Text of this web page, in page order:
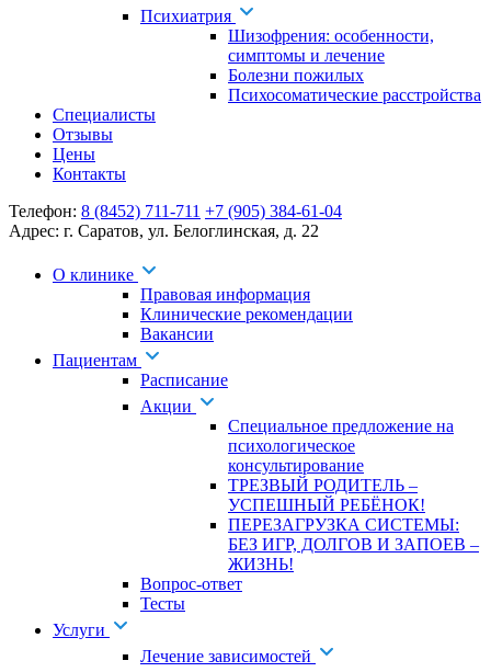
Психиатрия
Шизофрения: особенности,
симптомы и лечение
Болезни пожилых
Психосоматические расстройства
Специалисты
Отзывы
Цены
Контакты
Телефон: 8 (8452) 711-711 +7 (905) 384-61-04
Адрес: г. Саратов, ул. Белоглинская, д. 22
О клинике
Правовая информация
Клинические рекомендации
Вакансии
Пациентам
Расписание
Акции
Специальное предложение на
психологическое
консультирование
ТРЕЗВЫЙ РОДИТЕЛЬ –
УСПЕШНЫЙ РЕБЁНОК!
ПЕРЕЗАГРУЗКА СИСТЕМЫ:
БЕЗ ИГР, ДОЛГОВ И ЗАПОЕВ –
ЖИЗНЬ!
Вопрос-ответ
Тесты
Услуги
Лечение зависимостей